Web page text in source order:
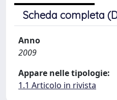
Scheda completa
Anno
2009
Appare nelle tipologie:
1.1 Articolo in rivista